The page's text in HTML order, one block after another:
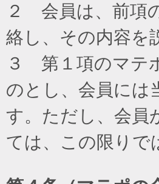
２ 会員は、前項
絡し、その内容を
３ 第１項のマテ
のとし、会員には
す。ただし、会員
ては、この限りで